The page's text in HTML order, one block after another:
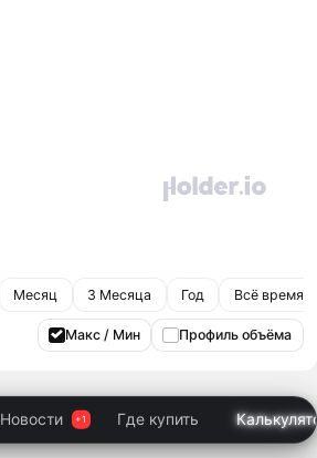
Месяц 3 Месяца Год Всё время
Макс / Мин Профиль объёма
Новости Где купить